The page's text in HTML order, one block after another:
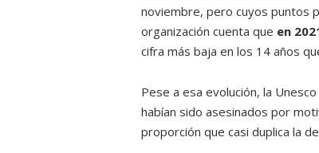
noviembre, pero cuyos puntos
organización cuenta que en
cifra más baja en los 14 años
Pese a esa evolución, la
habían sido asesinados por
proporción que casi duplica la